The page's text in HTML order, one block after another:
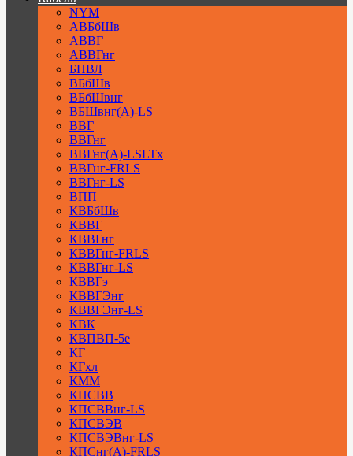
NYM
АВБбШв
АВВГ
АВВГнг
БПВЛ
ВБбШв
ВБбШвнг
ВБШвнг(А)-LS
ВВГ
ВВГнг
ВВГнг(А)-LSLTx
ВВГнг-FRLS
ВВГнг-LS
ВПП
КВБбШв
КВВГ
КВВГнг
КВВГнг-FRLS
КВВГнг-LS
КВВГэ
КВВГЭнг
КВВГЭнг-LS
КВК
КВПВП-5е
КГ
КГхл
КММ
КПСВВ
КПСВВнг-LS
КПСВЭВ
КПСВЭВнг-LS
КПСнг(А)-FRLS